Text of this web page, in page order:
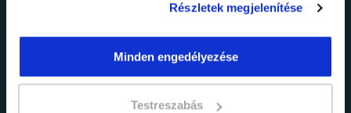
Részletek megjelenítése
Minden engedélyezése
Testreszabás